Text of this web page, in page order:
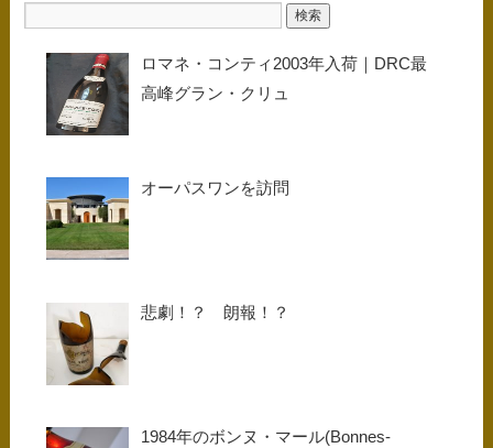
ロマネ・コンティ2003年入荷｜DRC最
高峰グラン・クリュ
オーパスワンを訪問
悲劇！？ 朗報！？
1984年のボンヌ・マール(Bonnes-